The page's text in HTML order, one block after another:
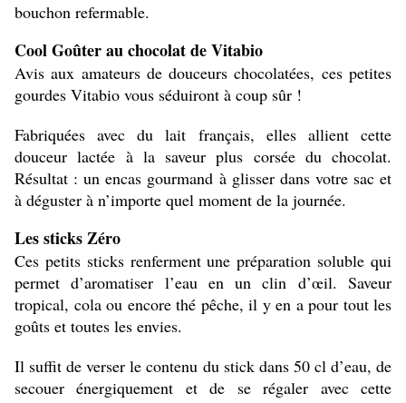
bouchon refermable.
Cool Goûter au chocolat de Vitabio
Avis aux amateurs de douceurs chocolatées, ces petites
gourdes Vitabio vous séduiront à coup sûr !
Fabriquées avec du lait français, elles allient cette
douceur lactée à la saveur plus corsée du chocolat.
Résultat : un encas gourmand à glisser dans votre sac et
à déguster à n’importe quel moment de la journée.
Les sticks Zéro
Ces petits sticks renferment une préparation soluble qui
permet d’aromatiser l’eau en un clin d’œil. Saveur
tropical, cola ou encore thé pêche, il y en a pour tout les
goûts et toutes les envies.
Il suffit de verser le contenu du stick dans 50 cl d’eau, de
secouer énergiquement et de se régaler avec cette